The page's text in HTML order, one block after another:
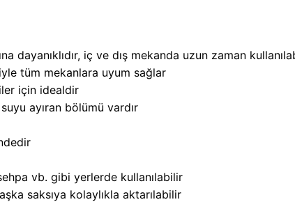
dayanıklıdır, iç ve dış mekanda uzun zaman
tüm mekanlara uyum sağlar
için idealdir
ayıran bölümü vardır
vb. gibi yerlerde kullanılabilir
saksıya kolaylıkla aktarılabilir